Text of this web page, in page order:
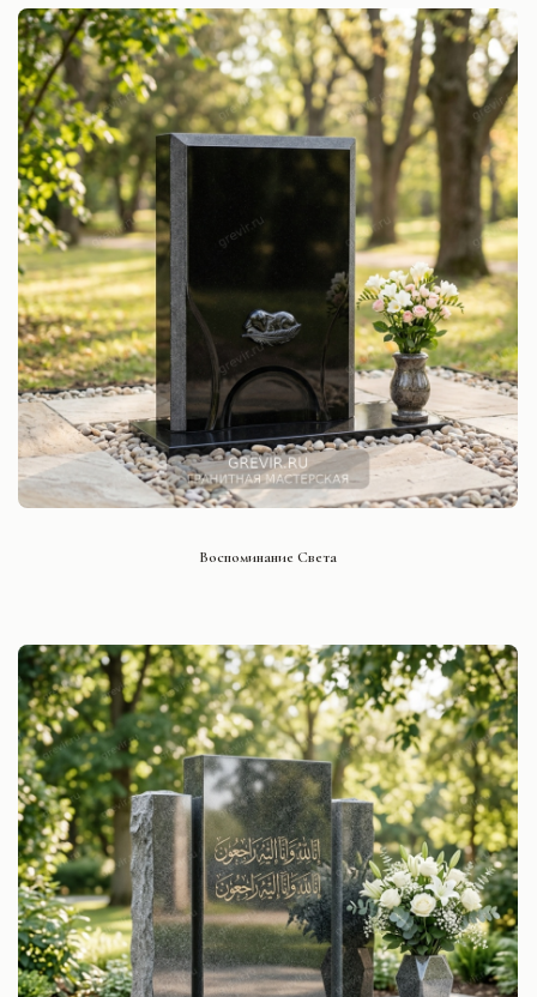
Воспоминание Света